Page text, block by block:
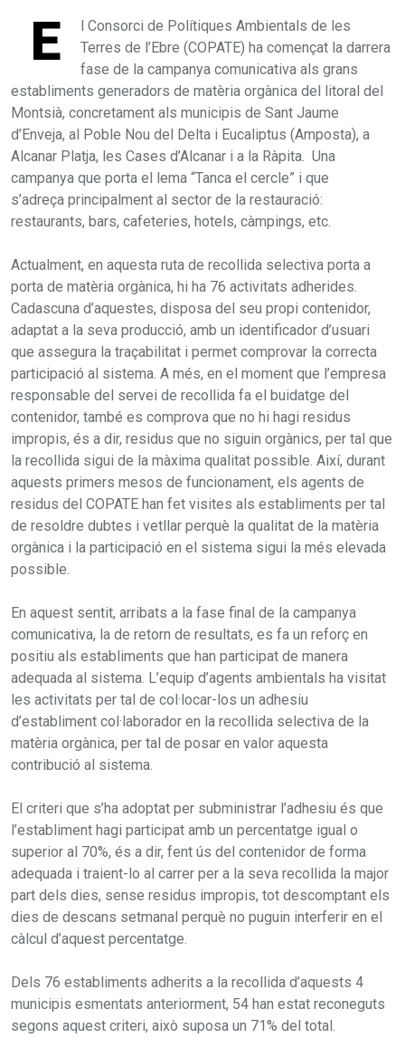
E
l Consorci de Polítiques Ambientals de les
Terres de l’Ebre (COPATE) ha començat la darrera
fase de la campanya comunicativa als grans
establiments generadors de matèria orgànica del litoral del
Montsià, concretament als municipis de Sant Jaume
d’Enveja, al Poble Nou del Delta i Eucaliptus (Amposta), a
Alcanar Platja, les Cases d’Alcanar i a la Ràpita. Una
campanya que porta el lema “Tanca el cercle” i que
s’adreça principalment al sector de la restauració:
restaurants, bars, cafeteries, hotels, càmpings, etc.
Actualment, en aquesta ruta de recollida selectiva porta a
porta de matèria orgànica, hi ha 76 activitats adherides.
Cadascuna d’aquestes, disposa del seu propi contenidor,
adaptat a la seva producció, amb un identificador d’usuari
que assegura la traçabilitat i permet comprovar la correcta
participació al sistema. A més, en el moment que l’empresa
responsable del servei de recollida fa el buidatge del
contenidor, també es comprova que no hi hagi residus
impropis, és a dir, residus que no siguin orgànics, per tal que
la recollida sigui de la màxima qualitat possible. Així, durant
aquests primers mesos de funcionament, els agents de
residus del COPATE han fet visites als establiments per tal
de resoldre dubtes i vetllar perquè la qualitat de la matèria
orgànica i la participació en el sistema sigui la més elevada
possible.
En aquest sentit, arribats a la fase final de la campanya
comunicativa, la de retorn de resultats, es fa un reforç en
positiu als establiments que han participat de manera
adequada al sistema. L’equip d’agents ambientals ha visitat
les activitats per tal de col·locar-los un adhesiu
d’establiment col·laborador en la recollida selectiva de la
matèria orgànica, per tal de posar en valor aquesta
contribució al sistema.
El criteri que s’ha adoptat per subministrar l’adhesiu és que
l’establiment hagi participat amb un percentatge igual o
superior al 70%, és a dir, fent ús del contenidor de forma
adequada i traient-lo al carrer per a la seva recollida la major
part dels dies, sense residus impropis, tot descomptant els
dies de descans setmanal perquè no puguin interferir en el
càlcul d’aquest percentatge.
Dels 76 establiments adherits a la recollida d’aquests 4
municipis esmentats anteriorment, 54 han estat reconeguts
segons aquest criteri, això suposa un 71% del total.